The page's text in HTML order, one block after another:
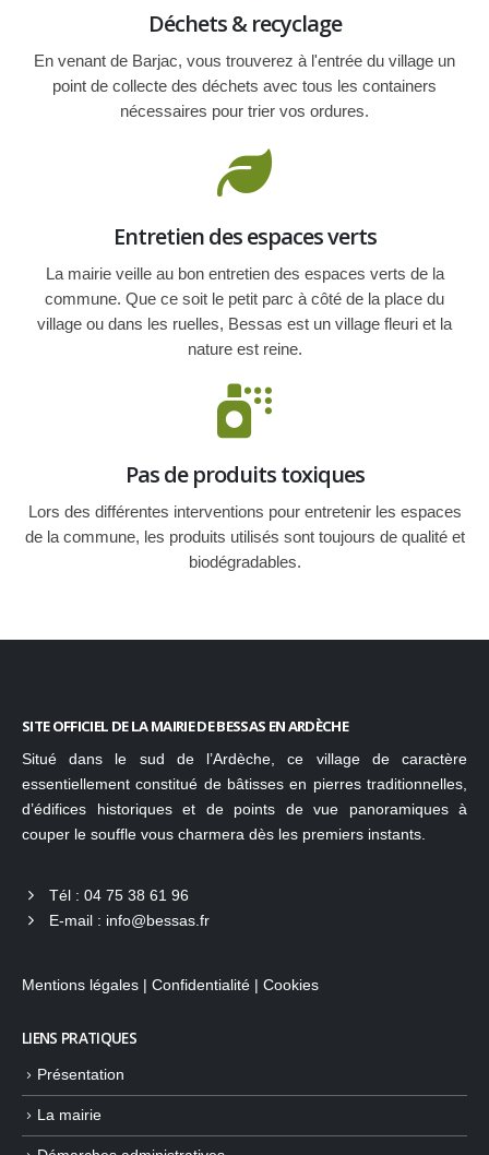
Déchets & recyclage
En venant de Barjac, vous trouverez à l'entrée du village un
point de collecte des déchets avec tous les containers
nécessaires pour trier vos ordures.
Entretien des espaces verts
La mairie veille au bon entretien des espaces verts de la
commune. Que ce soit le petit parc à côté de la place du
village ou dans les ruelles, Bessas est un village fleuri et la
nature est reine.
Pas de produits toxiques
Lors des différentes interventions pour entretenir les espaces
de la commune, les produits utilisés sont toujours de qualité et
biodégradables.
SITE OFFICIEL DE LA MAIRIE DE BESSAS EN ARDÈCHE
Situé dans le sud de l’Ardèche, ce village de caractère
essentiellement constitué de bâtisses en pierres traditionnelles,
d’édifices historiques et de points de vue panoramiques à
couper le souffle vous charmera dès les premiers instants.
Tél :04 75 38 61 96
E-mail : info@bessas.fr
Mentions légales Confidentialité Cookies
LIENS PRATIQUES
Présentation
La mairie